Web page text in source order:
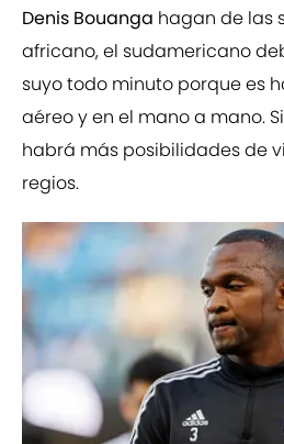
Denis Bouanga hagan de las
africano, el sudamericano
suyo todo minuto porque es
aéreo y en el mano a mano.
habrá más posibilidades de
regios.